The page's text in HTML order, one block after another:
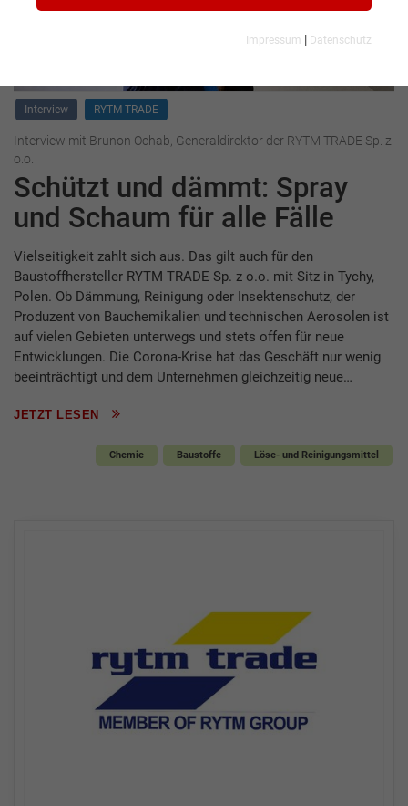
Interview RYTM TRADE
Interview mit Brunon Ochab, Generaldirektor der RYTM TRADE Sp. z
o.o.
Schützt und dämmt: Spray
und Schaum für alle Fälle
Vielseitigkeit zahlt sich aus. Das gilt auch für den
Baustoffhersteller RYTM TRADE Sp. z o.o. mit Sitz in Tychy,
Polen. Ob Dämmung, Reinigung oder Insektenschutz, der
Produzent von Bauchemikalien und technischen Aerosolen ist
auf vielen Gebieten unterwegs und stets offen für neue
Entwicklungen. Die Corona-Krise hat das Geschäft nur wenig
beeinträchtigt und dem Unternehmen gleichzeitig neue…
JETZT LESEN
Chemie Baustoffe Löse- und Reinigungsmittel
Impressum | Datenschutz